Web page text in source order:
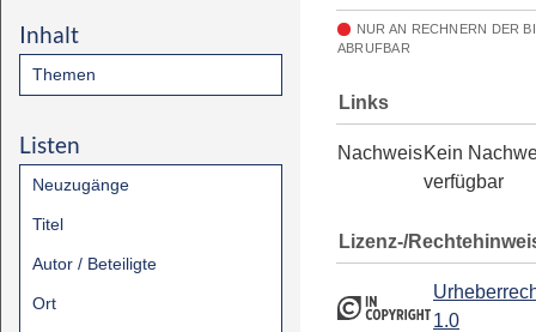
Inhalt
Themen
Listen
Neuzugänge
Titel
Autor / Beteiligte
Ort
NUR AN RECHNERN DER
ABRUFBAR
Links
NachweisKein
verfügbar
Lizenz-/
1.0